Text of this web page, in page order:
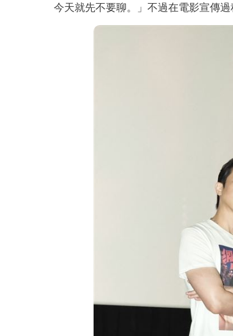
今天就先不要聊。」不過在電影宣傳